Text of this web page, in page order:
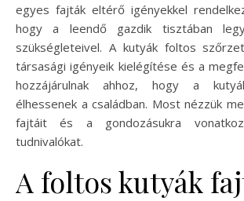
egyes fajták eltérő igényekkel
hogy a leendő gazdik tisztában
szükségleteivel. A kutyák foltos
társasági igényeik kielégítése és a
hozzájárulnak ahhoz, hogy a
élhessenek a családban. Most nézzük
fajtáit és a gondozásukra
tudnivalókat.
A foltos kutyák